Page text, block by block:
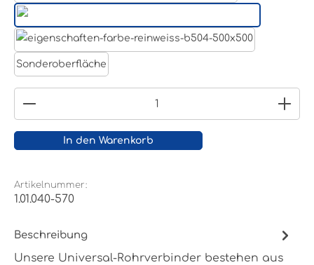
Weißaluminium- RAL 9006
Sonderoberfläche
Produkt Anzahl: Gib den gewünschten Wert
In den Warenkorb
Artikelnummer:
1.01.040-570
Beschreibung
Unsere Universal-Rohrverbinder bestehen aus